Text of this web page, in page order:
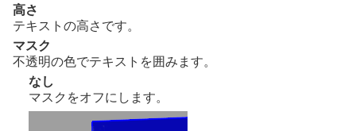
高さ
テキストの高さです。
マスク
不透明の色でテキストを囲みます。
なし
マスクをオフにします。